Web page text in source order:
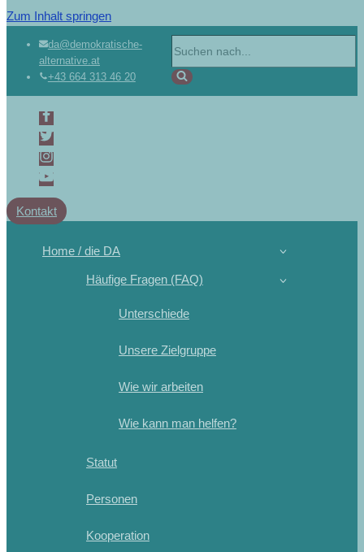
Zum Inhalt springen
da@demokratische-
alternative.at
+43 664 313 46 20
Kontakt
Home / die DA
Häufige Fragen (FAQ)
Unterschiede
Unsere Zielgruppe
Wie wir arbeiten
Wie kann man helfen?
Statut
Personen
Kooperation